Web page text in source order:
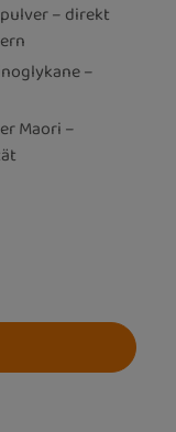
– direkt
–
Maori –